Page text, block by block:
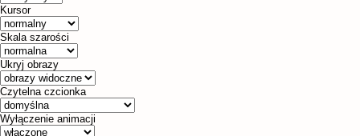
Kursor
Skala szarości
Ukryj obrazy
Czytelna czcionka
Wyłączenie animacji